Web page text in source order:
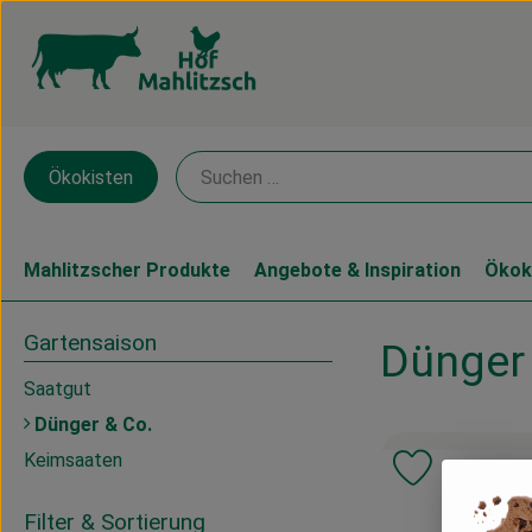
Ökokisten
Mahlitzscher Produkte Angebote & Inspiration
Gartensaison
Saatgut
Dünger & Co.
Keimsaaten
Filter & Sortierung